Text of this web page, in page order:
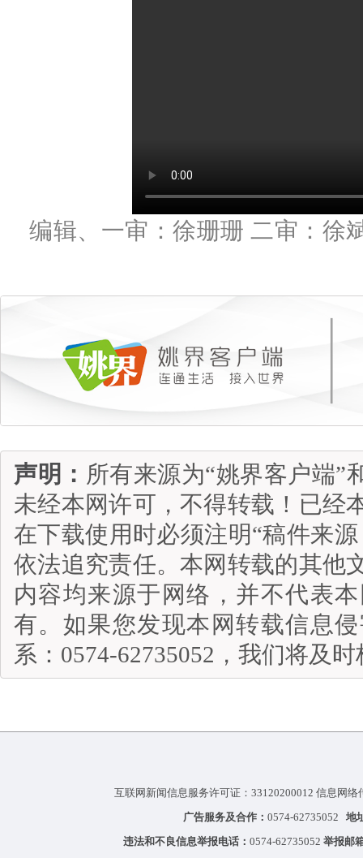
编辑、一审：徐珊珊 二审：徐
声明： 所有来源为“姚界客户端”
未经本网许可，不得转载！已经
在下载使用时必须注明“稿件来
依法追究责任。本网转载的其他
内容均来源于网络，并不代表
有。如果您发现本网转载信息
系：0574-62735052，我们将及
互联网新闻信息服务许可证：33120200012 信息网
广告服务及合作： 0574-62735052 地
违法和不良信息举报电话： 0574-62735052 举报邮